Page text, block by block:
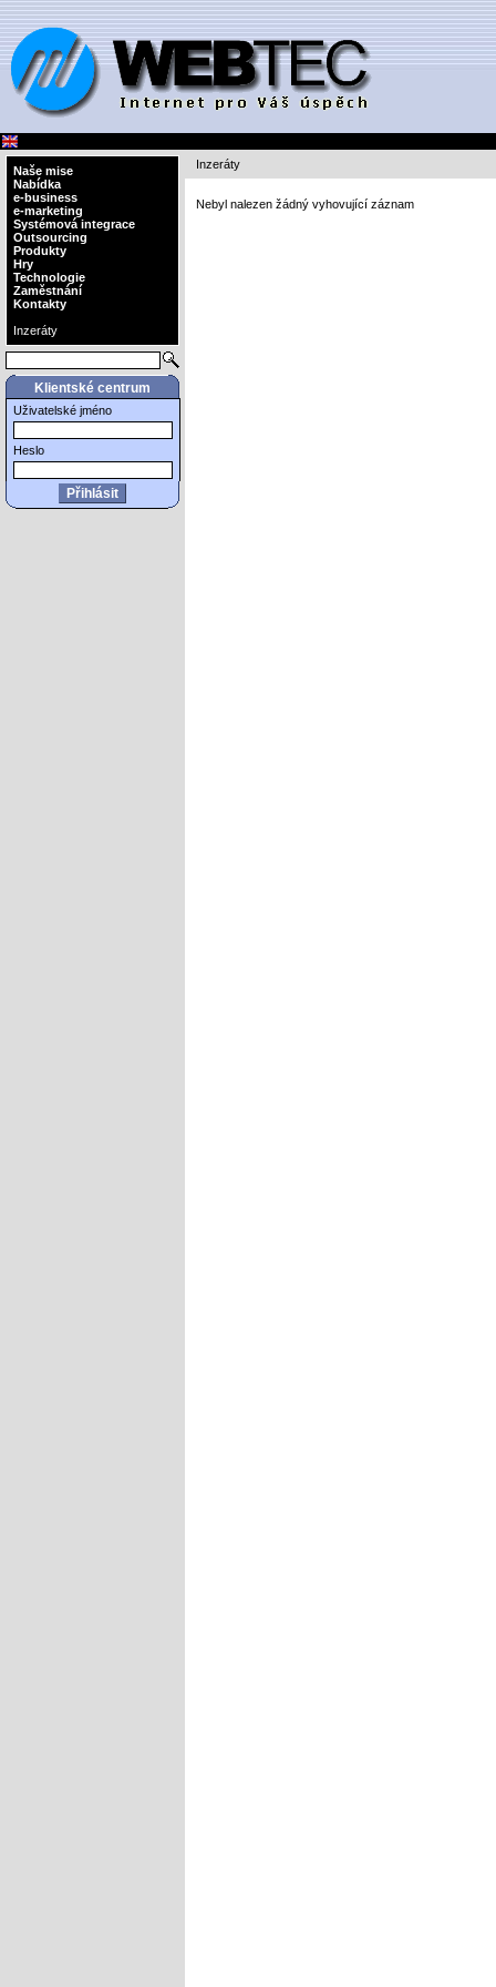
Naše mise
Nabídka
e-business
e-marketing
Systémová integrace
Outsourcing
Produkty
Hry
Technologie
Zaměstnání
Kontakty
Inzeráty
Klientské centrum
Uživatelské jméno
Heslo
Inzeráty
Nebyl nalezen žádný vyhovující záznam